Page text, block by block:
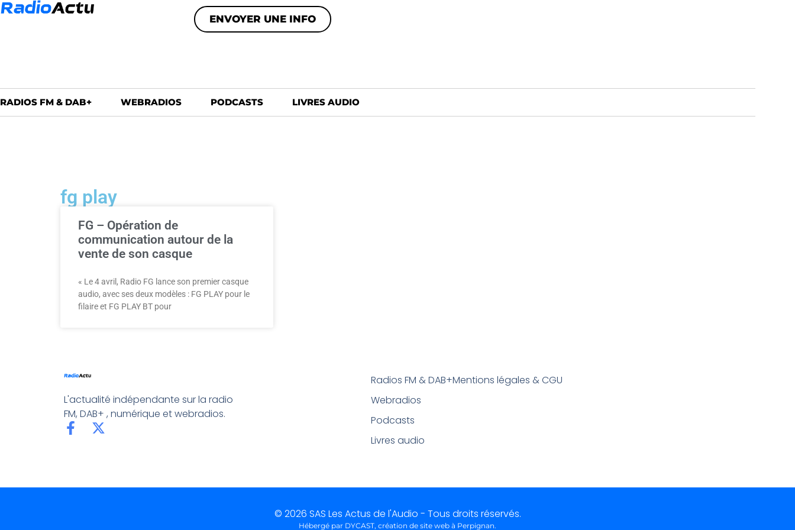
ENVOYER UNE INFO
RADIOS FM & DAB+ WEBRADIOS PODCASTS LIVRES AUDIO
fg play
FG – Opération de
communication autour de la
vente de son casque
« Le 4 avril, Radio FG lance son premier casque
audio, avec ses deux modèles : FG PLAY pour le
filaire et FG PLAY BT pour
L'actualité indépendante sur la radio
FM, DAB+ , numérique et webradios.
Radios FM & DAB+
Webradios
Podcasts
Livres audio
Mentions légales & CGU
© 2026 SAS Les Actus de l'Audio - Tous droits réservés.
Hébergé par DYCAST, création de site web à Perpignan.